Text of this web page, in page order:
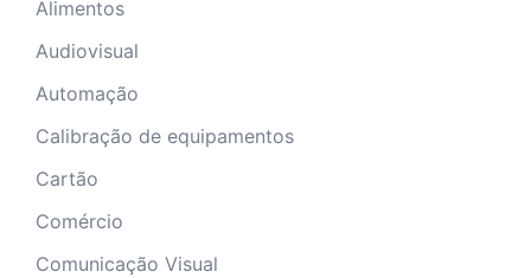
Alimentos
Audiovisual
Automação
Calibração de equipamentos
Cartão
Comércio
Comunicação Visual